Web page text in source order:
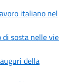
italiano nel
di sosta nelle vie
della